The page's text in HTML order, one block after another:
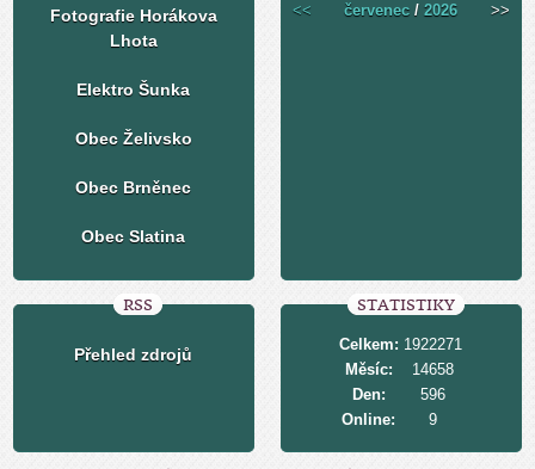
Fotografie Horákova
Lhota
Elektro Šunka
Obec Želivsko
Obec Brněnec
Obec Slatina
<< červenec /2026 >>
RSS
Přehled zdrojů
STATISTIKY
Online: 9
Celkem: 1922271
Měsíc:
14658
Den:
596